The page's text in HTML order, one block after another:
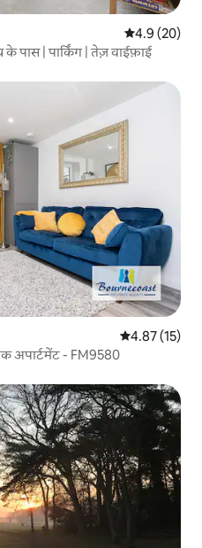
औसत रेटिंग 5 में
4.9 (20)
के पास | पार्किंग | तेज़ वाईफ़ाई
औसत रेटिंग 5 में
4.87 (15)
अपार्टमेंट - FM9580